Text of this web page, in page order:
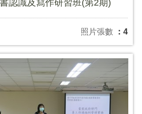
認識及寫作研習班(第2期)
照片張數 ：4